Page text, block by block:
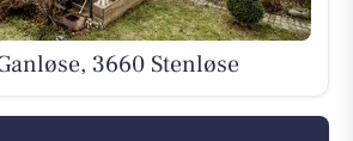
3660 Stenløse